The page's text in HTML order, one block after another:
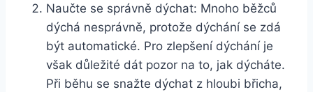
Naučte se správně dýchat: Mnoho běžců
dýchá nesprávně, protože dýchání se zdá
být automatické. Pro zlepšení dýchání je
však důležité dát pozor na to, jak dýcháte.
Při běhu se snažte dýchat z hloubi břicha,